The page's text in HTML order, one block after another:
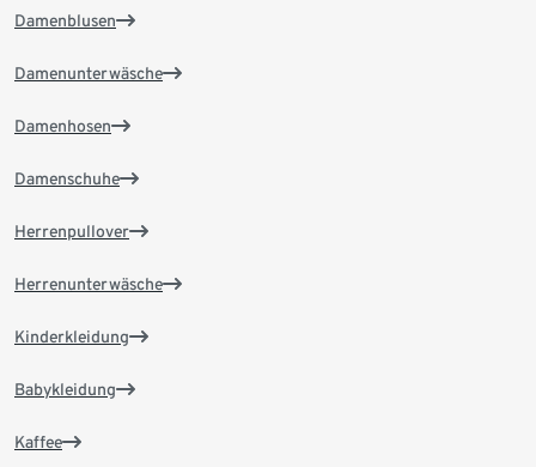
Damenblusen
Damenunterwäsche
Damenhosen
Damenschuhe
Herrenpullover
Herrenunterwäsche
Kinderkleidung
Babykleidung
Kaffee